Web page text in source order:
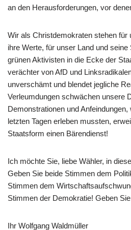
an den Herausforderungen, vor
Wir als Christdemokraten stehen für
ihre Werte, für unser Land und
grünen Aktivisten in die Ecke der
verächter von AfD und
unverschämt und blendet jegliche
Verleumdungen schwächen unsere
Demonstrationen und
letzten Tagen erleben mussten,
Staatsform einen Bärendienst!
Ich möchte Sie, liebe Wähler, in
Geben Sie beide Stimmen dem
Stimmen dem
Stimmen der Demokratie! Geben
Ihr Wolfgang Waldmüller